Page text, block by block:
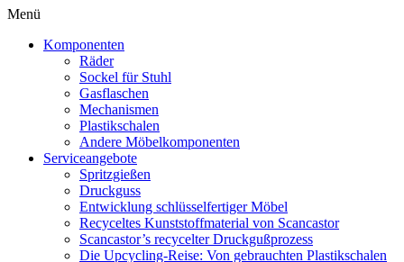
Menü
Komponenten
Räder
Sockel für Stuhl
Gasflaschen
Mechanismen
Plastikschalen
Andere Möbelkomponenten
Serviceangebote
Spritzgießen
Druckguss
Entwicklung schlüsselfertiger Möbel
Recyceltes Kunststoffmaterial von Scancastor
Scancastor’s recycelter Druckgußprozess
Die Upcycling-Reise: Von gebrauchten Plastikschalen